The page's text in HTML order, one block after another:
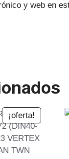
y web en
¡oferta!